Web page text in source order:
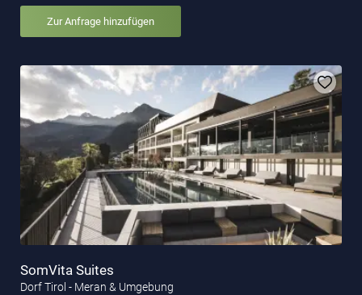
Zur Anfrage hinzufügen
SomVita Suites
Dorf Tirol - Meran & Umgebung